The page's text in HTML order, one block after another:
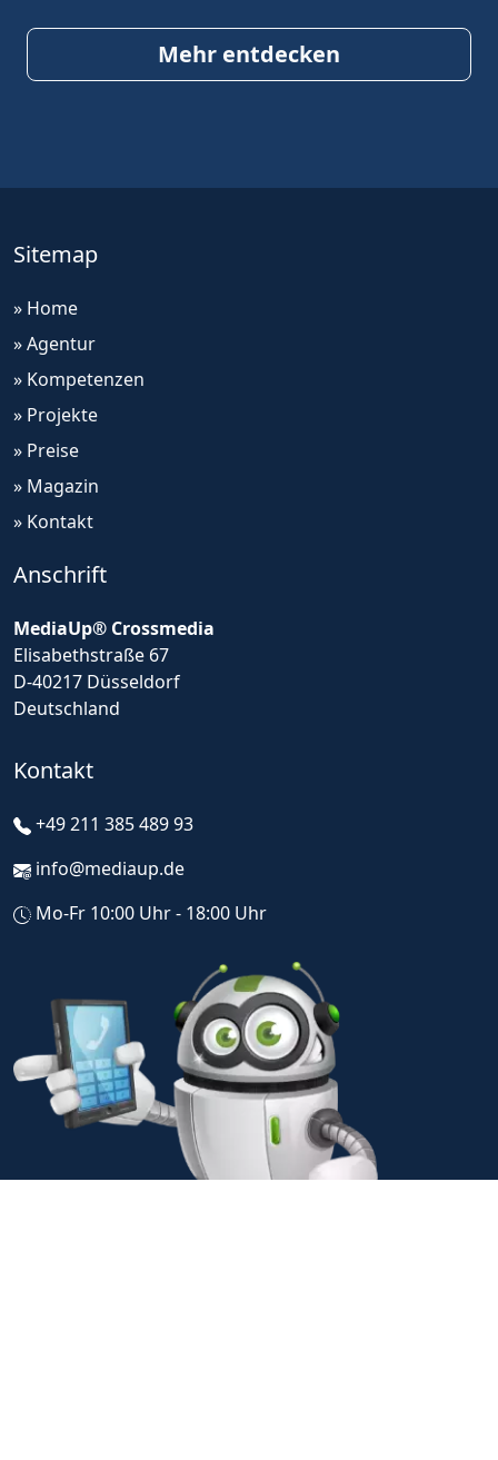
Mehr entdecken
Sitemap
» Home
» Agentur
» Kompetenzen
» Projekte
» Preise
» Magazin
» Kontakt
Anschrift
MediaUp® Crossmedia
Elisabethstraße 67
D-40217 Düsseldorf
Deutschland
Kontakt
+49 211 385 489 93
info@mediaup.de
Mo-Fr 10:00 Uhr - 18:00 Uhr